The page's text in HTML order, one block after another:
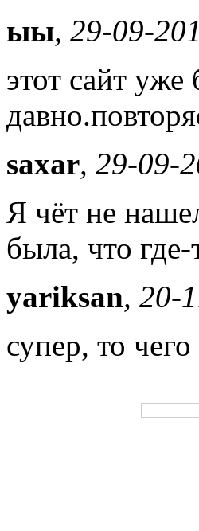
ыы, 29-09-
этот сайт уже
saxar, 29-09-
Я чёт не
была, что
yariksan, 20-
супер, то